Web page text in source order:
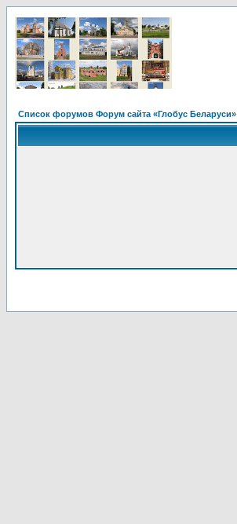
Список форумов Форум сайта «Глобус Беларуси»